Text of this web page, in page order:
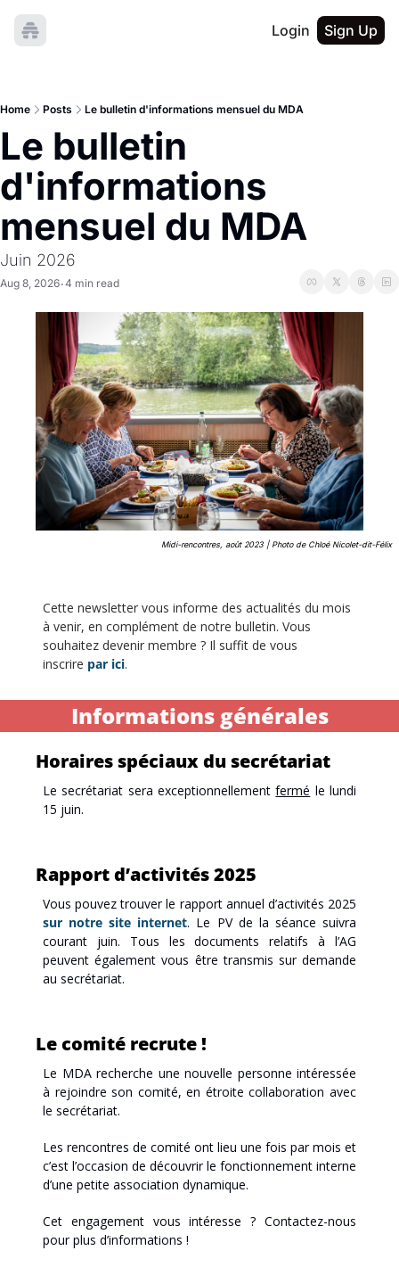
Login Sign Up
Home Posts Le bulletin d'informations mensuel du MDA
Le bulletin
d'informations
mensuel du MDA
Juin 2026
Aug 8, 2026•4 min read
Midi-rencontres, août 2023 | Photo de Chloé Nicolet-dit-Félix
Cette newsletter vous informe des actualités du mois
à venir, en complément de notre bulletin. Vous
souhaitez devenir membre ? Il suffit de vous
inscrire par ici.
Informations générales
Horaires spéciaux du secrétariat
Le secrétariat sera exceptionnellement fermé le lundi
15 juin.
Rapport d’activités 2025
sur notre site internet. Le PV de la séance suivra
courant juin. Tous les documents relatifs à l’AG
peuvent également vous être transmis sur demande
au secrétariat.
Le comité recrute !
Le MDA recherche une nouvelle personne intéressée
à rejoindre son comité, en étroite collaboration avec
le secrétariat.
Les rencontres de comité ont lieu une fois par mois et
c’est l’occasion de découvrir le fonctionnement interne
d’une petite association dynamique.
Cet engagement vous intéresse ? Contactez-nous
pour plus d’informations !